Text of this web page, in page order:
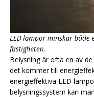
LED-lampor minskar
fastigheten.
Belysning är ofta en av
det kommer till
energieffektiva LED-
belysningssystem kan